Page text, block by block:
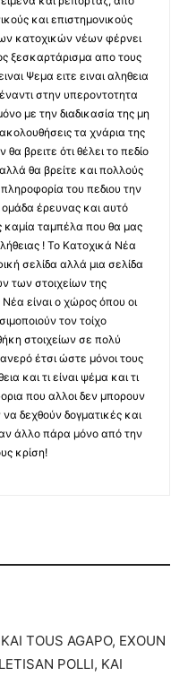
και επιστημονικούς
κατοχικών νέων φέρνει
ξεσκαρτάρισμα απο τους
Ψεμα ειτε ειναι αληθεια
στην υπεροντοτητα
με την διαδικασία της μη
τα χνάρια της
βρειτε ότι θέλει το πεδίο
θα βρείτε και πολλούς
του πεδιου την
έρευνας και αυτό
καμία ταμπέλα που θα μας
! Το Κατοχικά Νέα
σελίδα αλλά μια σελίδα
των στοιχείων της
είναι ο χώρος όπου οι
τον τοίχο
στοιχείων σε πολύ
έτσι ώστε μόνοι τους
και τι είναι ψέμα και τι
που αλλοι δεν μπορουν
δεχθούν δογματικές και
άλλο πάρα μόνο από την
κρίση!
TOUS AGAPO, EXOUN
POLLI, KAI